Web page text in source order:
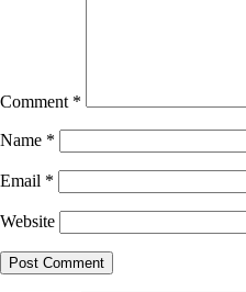
Comment *
Name *
Email *
Website